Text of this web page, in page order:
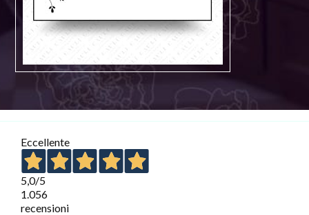
Eccellente
5,0/5
1.056
recensioni